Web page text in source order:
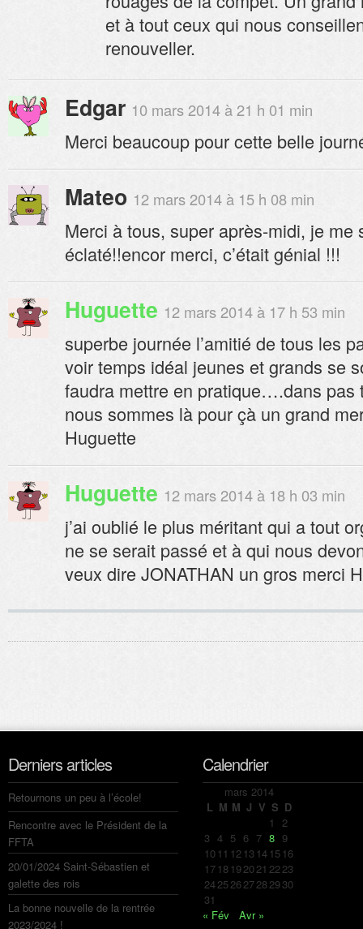
et à tout ceux qui nous
renouveller.
Edgar 10 mars 2014 à 21 h 01 min
Merci beaucoup pour cette belle
Mateo 12 mars 2014 à 15 h 08 min
Merci à tous, super après-midi, je me
éclaté!!encor merci, c’était génial !!!
Huguette 12 mars 2014 à 17 h 53 min
superbe journée l’amitié de tous les
voir temps idéal jeunes et grands se
faudra mettre en pratique….dans pas
nous sommes là pour çà un grand
Huguette
Huguette 12 mars 2014 à 18 h 03 min
j’ai oublié le plus méritant qui a tout
ne se serait passé et à qui nous
veux dire JONATHAN un gros merci
Derniers articles
Retournons un peu à l’école!
Rencontre avec le Président de la
FFTA
20/01/2024 Saint-Sébastien et
galette des rois
La bonne nouvelle de la rentrée
2023/2024 !
Calendrier
mars 2014
L M M J V S D
1 2
3 4 5 6 7 8 9
10 11 12 13 14 15 16
17 18 192021 2223
24252627282930
31
« Fév
Avr »